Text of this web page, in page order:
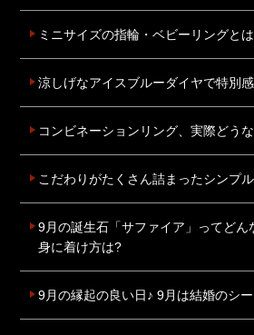
ミニサイズの指輪・ベビーリングと
涼しげなアイスブルーダイヤで特別
コンビネーションリング、実際どうな
こだわりがたくさん詰まったシンプ
9月の誕生石「サファイア」ってどん
身に着け方は?
9月の縁起の良い日♪ 9月は結婚のシ